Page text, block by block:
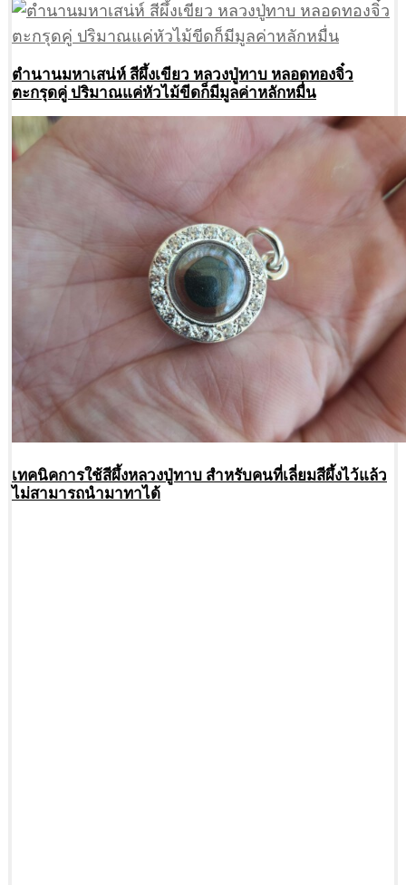
ตำนานมหาเสน่ห์ สีผึ้งเขียว หลวงปู่ทาบ หลอดทองจิ๋ว
ตะกรุดคู่ ปริมาณแค่หัวไม้ขีดก็มีมูลค่าหลักหมื่น
เทคนิคการใช้สีผึ้งหลวงปู่ทาบ สำหรับคนที่เลี่ยมสีผึ้งไว้แล้ว
ไม่สามารถนำมาทาได้